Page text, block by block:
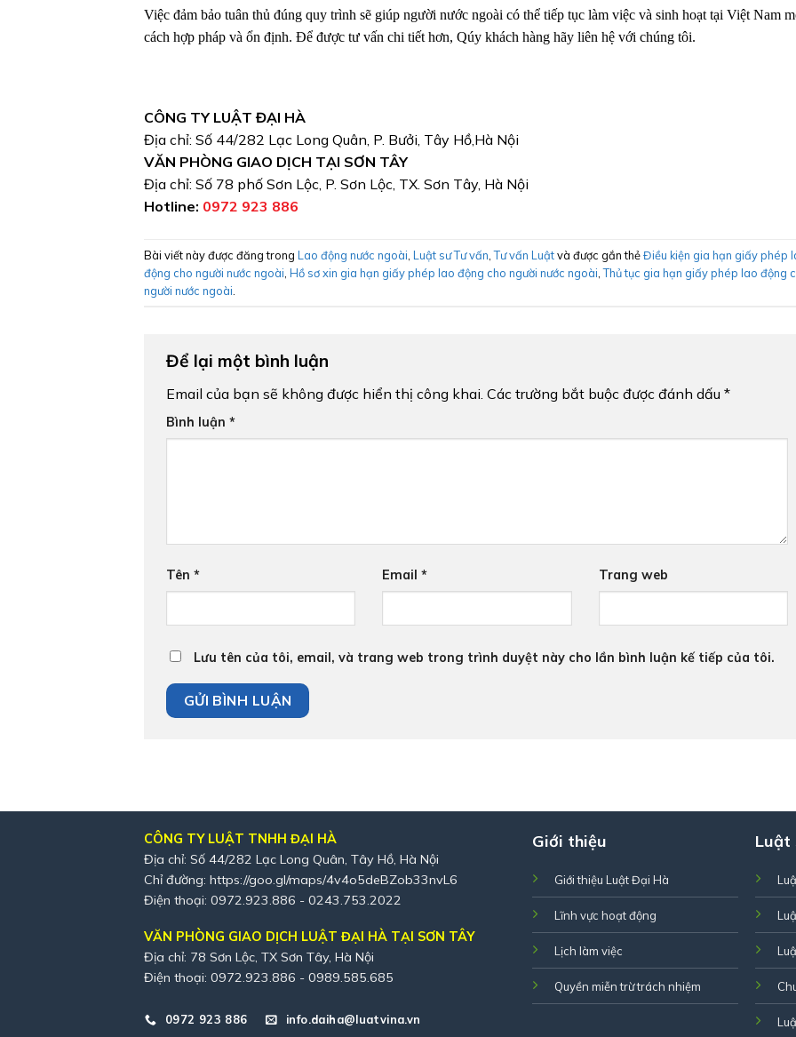
Việc đảm bảo tuân thủ đúng quy trình sẽ giúp người nước ngoài có thể tiếp tục làm việc và sinh hoạt tại Việt Nam
cách hợp pháp và ổn định. Để được tư vấn chi tiết hơn, Qúy khách hàng hãy liên hệ với chúng tôi.
CÔNG TY LUẬT ĐẠI HÀ
Địa chỉ: Số 44/282 Lạc Long Quân, P. Bưởi, Tây Hồ,Hà Nội
VĂN PHÒNG GIAO DỊCH TẠI SƠN TÂY
Địa chỉ: Số 78 phố Sơn Lộc, P. Sơn Lộc, TX. Sơn Tây, Hà Nội
Hotline: 0972 923 886
Bài viết này được đăng trong Lao động nước ngoài Luật sư Tư vấn ,Tư vấn Luậtvà được gắn thẻĐiều kiện gia hạn giấy phép
động cho người nước ngoài Hồ sơ xin gia hạn giấy phép lao động cho người nước ngoài ,Thủ tục gia hạn giấy phép lao động
người nước ngoài
Để lại một bình luận
Email của bạn sẽ không được hiển thị công khai. Các trường bắt buộc được đánh dấu *
Bình luận *
Tên * Email* Trang web
Lưu tên của tôi, email, và trang web trong trình duyệt này cho lần bình luận kế tiếp của tôi.
CÔNG TY LUẬT TNHH ĐẠI HÀ
Địa chỉ: Số 44/282 Lạc Long Quân, Tây Hồ, Hà Nội
Chỉ đường: https://goo.gl/maps/4v4o5deBZob33nvL6
Điện thoại: 0972.923.886 - 0243.753.2022
VĂN PHÒNG GIAO DỊCH LUẬT ĐẠI HÀ TẠI SƠN TÂY
Địa chỉ: 78 Sơn Lộc, TX Sơn Tây, Hà Nội
Điện thoại: 0972.923.886 - 0989.585.685
0972 923 886 info.daiha@luatvina.vn
Giới thiệu
Giới thiệu Luật Đại Hà
Lĩnh vực hoạt động
Lịch làm việc
Quyền miễn trừ trách nhiệm
Luật